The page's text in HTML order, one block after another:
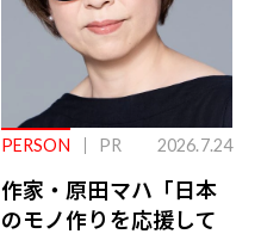
PERSON PR 2026.7.24
作家・原田マハ「日本
のモノ作りを応援して